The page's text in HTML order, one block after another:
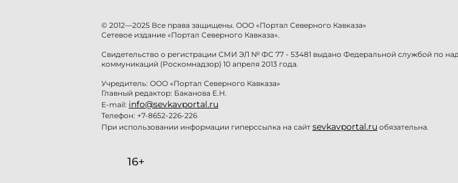
© 2012—2025 Все права защищены. ООО «Портал Северного Кавказа»
Сетевое издание «Портал Северного Кавказа».
Свидетельство о регистрации СМИ ЭЛ № ФС 77 - 53481 выдано Федеральной службой по
коммуникаций (Роскомнадзор) 10 апреля 2013 года.
Учредитель: ООО «Портал Северного Кавказа»
Главный редактор: Баканова Е.Н.
E-mail: info@sevkavportal.ru
Телефон: +7-8652-226-226
При использовании информации гиперссылка на сайт sevkavportal.ru обязательна.
16+